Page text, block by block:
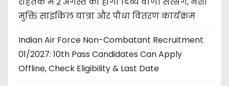
मुक्ति साइकिल यात्रा और पौधा वितरण कार्यक्रम
Indian Air Force Non-Combatant Recruitment
01/2027: 10th Pass Candidates Can Apply
Offline, Check Eligibility & Last Date